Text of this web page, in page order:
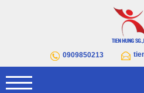
0909850213